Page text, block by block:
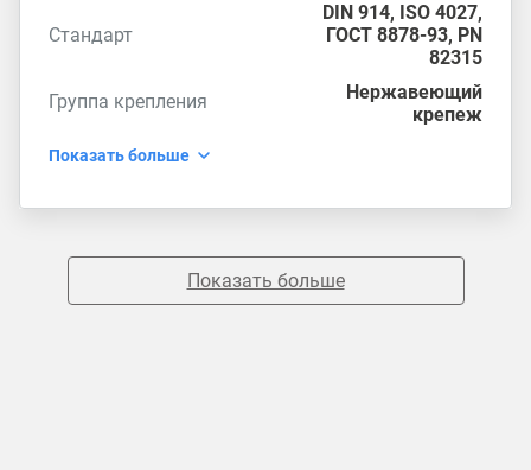
Стандарт
DIN 914, ISO 4027,
ГОСТ 8878-93, PN
82315
Группа крепления
Нержавеющий
крепеж
Показать больше
Показать больше